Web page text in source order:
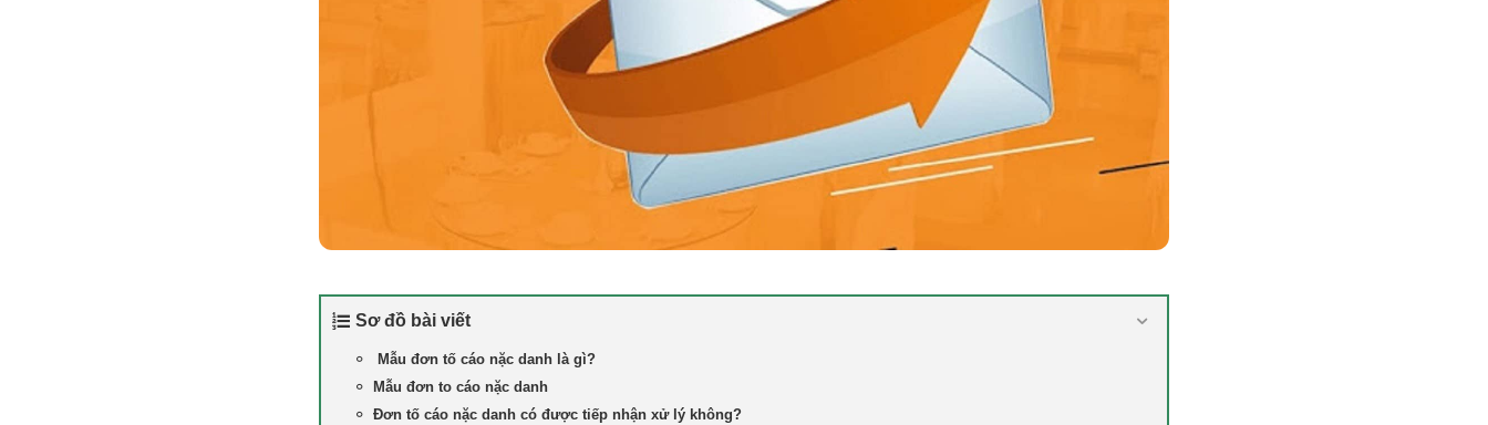
Sơ đồ bài viết
Mẫu đơn tố cáo nặc danh là gì?
Mẫu đơn to cáo nặc danh
Đơn tố cáo nặc danh có được tiếp nhận xử lý không?